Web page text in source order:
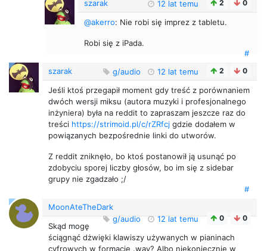
szarak 12 lat temu 2 0
@akerro: Nie robi się imprez z tabletu.
Robi się z iPada.
#
szarak
g/audio 12 lat temu 2 0
Jeśli ktoś przegapił moment gdy treść z porównaniem
dwóch wersji miksu (autora muzyki i profesjonalnego
inżyniera) była na reddit to zapraszam jeszcze raz do
treści https://strimoid.pl/c/rZRfcj gdzie dodałem w
powiązanych bezpośrednie linki do utworów.
Z reddit zniknęło, bo ktoś postanowił ją usunąć po
zdobyciu sporej liczby głosów, bo im się z sidebar
grupy nie zgadzało ;/
#
MoonAteTheDark
g/audio
12 lat temu 0 0
Skąd mogę
ściągnąć dżwięki klawiszy używanych w pianinach
cyfrowych w formacie .wav? Albo niekoniecznie w